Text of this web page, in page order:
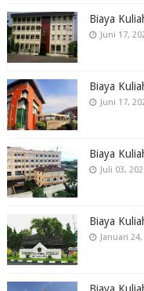
Biaya
Juni 17,
Biaya
Juni 17,
Biaya
Juli 03,
Biaya
Januari
Biaya